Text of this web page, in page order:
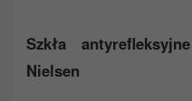
Szkła
Nielsen